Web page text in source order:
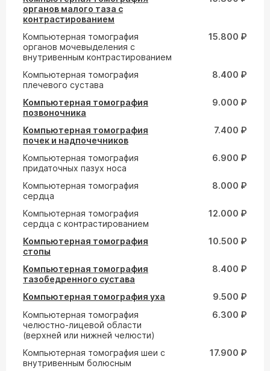
органов малого таза с
контрастированием
Компьютерная томография
органов мочевыделения с
внутривенным контрастированием
15.800 ₽
Компьютерная томография
плечевого сустава
8.400 ₽
Компьютерная томография
позвоночника
9.000 ₽
Компьютерная томография
почек и надпочечников
7.400 ₽
Компьютерная томография
придаточных пазух носа
6.900 ₽
Компьютерная томография
сердца
8.000 ₽
Компьютерная томография
сердца с контрастированием
12.000 ₽
Компьютерная томография
стопы
10.500 ₽
Компьютерная томография
тазобедренного сустава
8.400 ₽
Компьютерная томография уха
9.500 ₽
Компьютерная томография
челюстно-лицевой области
(верхней или нижней челюсти)
6.300 ₽
Компьютерная томография шеи с
внутривенным болюсным
17.900 ₽